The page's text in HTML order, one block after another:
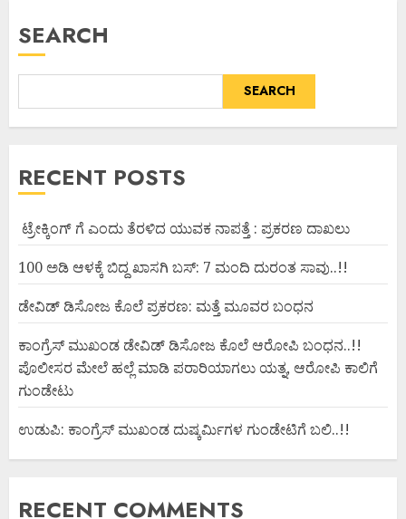
SEARCH
SEARCH
RECENT POSTS
ಟ್ರೇಕ್ಕಿಂಗ್ ಗೆ ಎಂದು ತೆರಳಿದ ಯುವಕ ನಾಪತ್ತೆ : ಪ್ರಕರಣ ದಾಖಲು
100 ಅಡಿ ಆಳಕ್ಕೆ ಬಿದ್ದ ಖಾಸಗಿ ಬಸ್: 7 ಮಂದಿ ದುರಂತ ಸಾವು..!!
ಡೇವಿಡ್ ಡಿಸೋಜ ಕೊಲೆ ಪ್ರಕರಣ: ಮತ್ತೆ ಮೂವರ ಬಂಧನ
ಕಾಂಗ್ರೆಸ್ ಮುಖಂಡ ಡೇವಿಡ್ ಡಿಸೋಜ ಕೊಲೆ ಆರೋಪಿ ಬಂಧನ..!!
ಪೊಲೀಸರ ಮೇಲೆ ಹಲ್ಲೆ ಮಾಡಿ ಪರಾರಿಯಾಗಲು ಯತ್ನ, ಆರೋಪಿ ಕಾಲಿಗೆ
ಗುಂಡೇಟು
ಉಡುಪಿ: ಕಾಂಗ್ರೆಸ್ ಮುಖಂಡ ದುಷ್ಕರ್ಮಿಗಳ ಗುಂಡೇಟಿಗೆ ಬಲಿ..!!
RECENT COMMENTS